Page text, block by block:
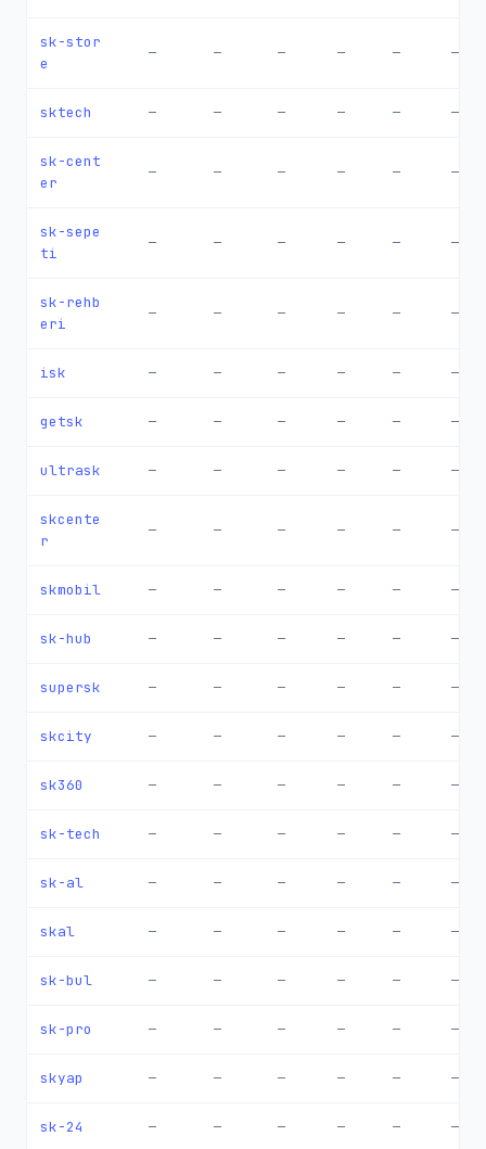
sk-stor
e
— — — — — —
sktech — — — — — —
sk-cent
er
— — — — — —
sk-sepe
ti
— — — — — —
sk-rehb
eri
— — — — — —
isk — — — — — —
getsk — — — — — —
ultrask — — — — — —
skcente
r
— — — — — —
skmobil — — — — — —
sk-hub — — — — — —
supersk — — — — — —
skcity — — — — — —
sk360 — — — — — —
sk-tech — — — — — —
sk-al — — — — — —
skal — — — — — —
sk-bul — — — — — —
sk-pro — — — — — —
skyap — — — — — —
sk-24 — — — — — —